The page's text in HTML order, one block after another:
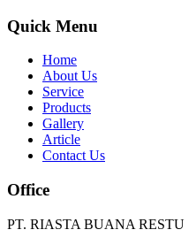
Quick Menu
Home
About Us
Service
Products
Gallery
Article
Contact Us
Office
PT. RIASTA BUANA RESTU